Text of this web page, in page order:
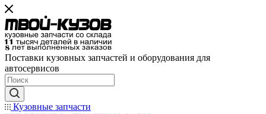
Поставки кузовных запчастей и оборудования для
автосервисов
Кузовные запчасти